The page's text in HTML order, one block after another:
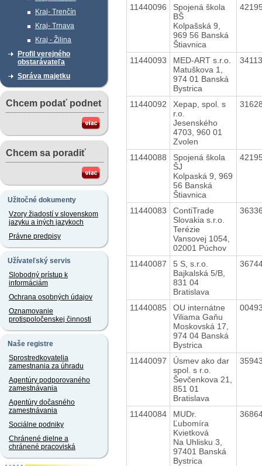
Kraj- Trenčín
Kraj- Trnava
Kraj - Žilina
Profil verejného
obstarávateľa
Správa majetku
Chcem podať podnet
Chcem sa poradiť
Užitočné dokumenty
Vzory žiadostí v slovenskom
jazyku a iných jazykoch
Právne predpisy
Užívateľský servis
Slobodný prístup k
informáciám
Ochrana osobných údajov
Oznamovanie
protispoločenskej činnosti
Naše registre
Sprostredkovatelia
zamestnania za úhradu
Agentúry podporovaného
zamestnávania
Agentúry dočasného
zamestnávania
Sociálne podniky
Chránené dielne a
chránené pracoviská
11440096
Spojená škola
BŠ
Kolpašská 9,
969 56 Banská
Štiavnica
11440093
MED-ART s.r.o.
Matuškova 1,
974 01 Banská
Bystrica
11440092
Xepap, spol. s
r.o.
Jesenského
4703, 960 01
Zvolen
11440088
Spojená škola
ŠJ
Kolpaská 9, 969
56 Banská
Štiavnica
11440083
ContiTrade
Slovakia s.r.o.
Terézie
Vansovej 1054,
02001 Púchov
11440087
5 S, s.r.o.
Bajkalská 5/B,
831 04
Bratislava
11440085
OU internátne
Viliama Gaňu
Moskovská 17,
974 04 Banská
Bystrica
11440097
Úsmev ako dar
spol. s r.o.
Ševčenkova 21,
851 01
Bratislava
11440084
MUDr.
Ľubomíra
Kvietková
Na Uhlisku 3,
97401 Banská
Bystrica